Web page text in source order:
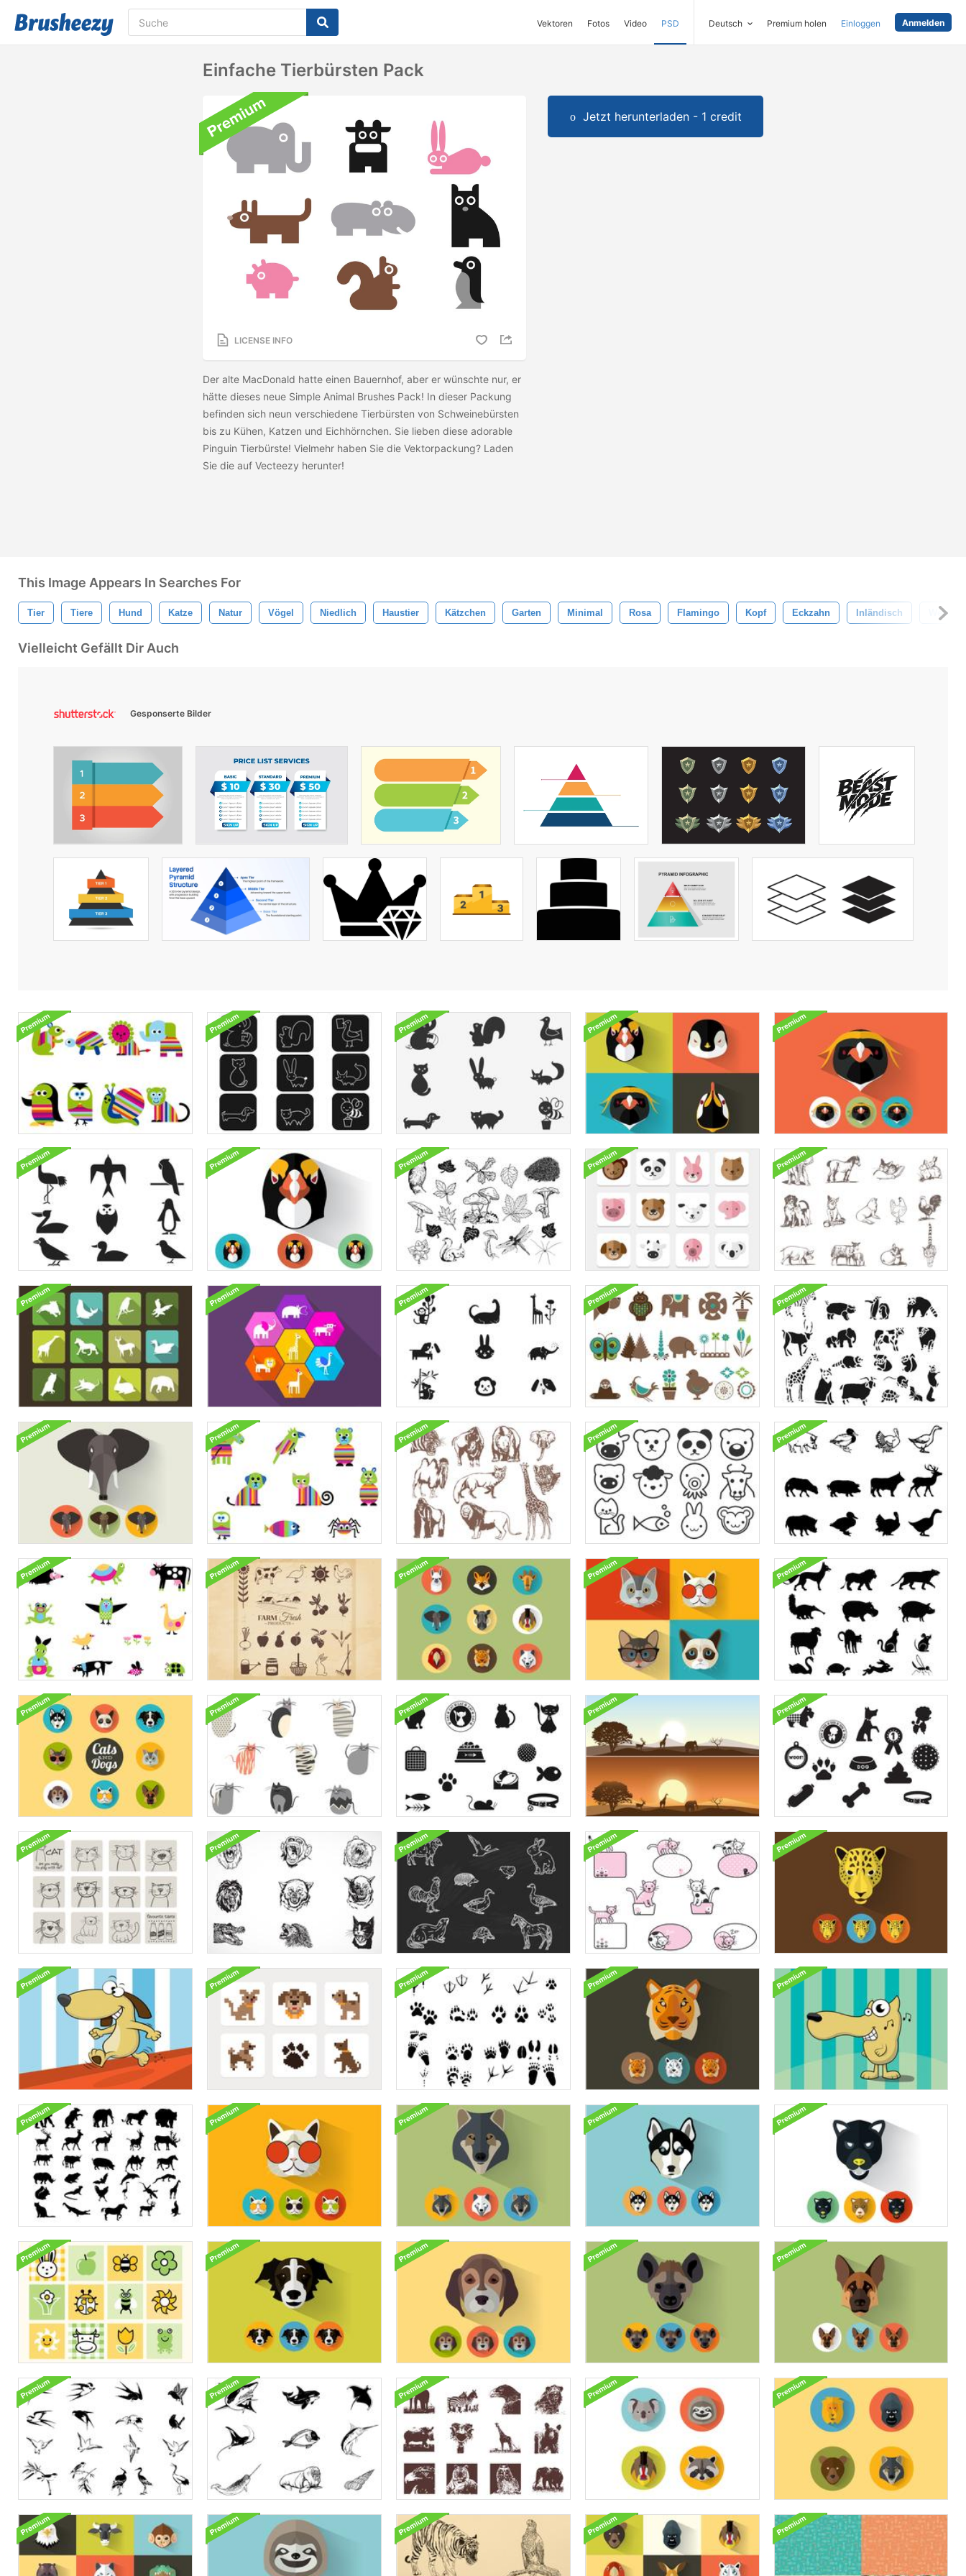
Vektoren Fotos Video PSD Deutsch Premium holen Einloggen Anmelden
Einfache Tierbürsten Pack
LICENSE INFO
Der alte MacDonald hatte einen Bauernhof, aber er wünschte nur, er
hätte dieses neue Simple Animal Brushes Pack! In dieser Packung
befinden sich neun verschiedene Tierbürsten von Schweinebürsten
bis zu Kühen, Katzen und Eichhörnchen. Sie lieben diese adorable
Pinguin Tierbürste! Vielmehr haben Sie die Vektorpackung? Laden
Sie die auf Vecteezy herunter!
Jetzt herunterladen - 1 credit
This Image Appears In Searches For
Tier Tiere Hund Katze Natur Vögel Niedlich Haustier Kätzchen Garten Minimal Rosa Flamingo Kopf Eckzahn Inländisch Weiß
Vielleicht Gefällt Dir Auch
Gesponserte Bilder